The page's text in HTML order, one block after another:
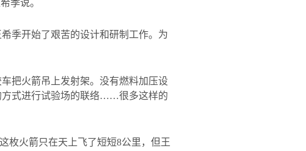
季说。
季开始了艰苦的设计和研制工作。为
把火箭吊上发射架。没有燃料加压设
方式进行试验场的联络……很多这样的
枚火箭只在天上飞了短短8公里，但王